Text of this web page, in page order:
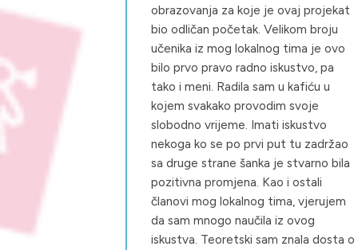
obrazovanja za koje je ovaj projekat
bio odličan početak. Velikom broju
učenika iz mog lokalnog tima je ovo
bilo prvo pravo radno iskustvo, pa
tako i meni. Radila sam u kafiću u
kojem svakako provodim svoje
slobodno vrijeme. Imati iskustvo
nekoga ko se po prvi put tu zadržao
sa druge strane šanka je stvarno bila
pozitivna promjena. Kao i ostali
članovi mog lokalnog tima, vjerujem
da sam mnogo naučila iz ovog
iskustva. Teoretski sam znala dosta o